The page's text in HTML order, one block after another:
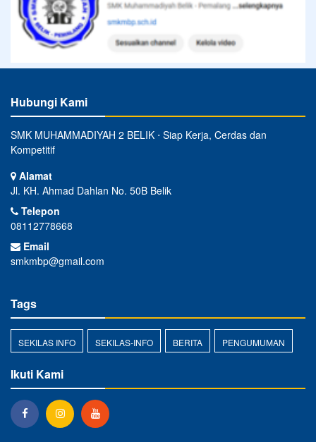
Hubungi Kami
SMK MUHAMMADIYAH 2 BELIK ⋅ Siap Kerja, Cerdas dan
Kompetitif
Alamat
Jl. KH. Ahmad Dahlan No. 50B Belik
Telepon
08112778668
Email
smkmbp@gmail.com
Tags
SEKILAS INFO SEKILAS-INFO BERITA PENGUMUMAN
Ikuti Kami